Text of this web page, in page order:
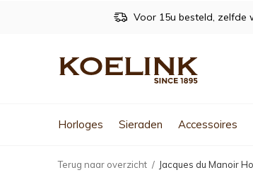
Horloges Sieraden Accessoires
Voor 15u besteld, zelfde
Terug naar overzicht Jacques du Manoir